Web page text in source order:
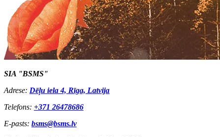
SIA "BSMS"
Adrese: Dēļu iela 4, Rīga, Latvija
Telefons: +371 26478686
E-pasts: bsms@bsms.lv